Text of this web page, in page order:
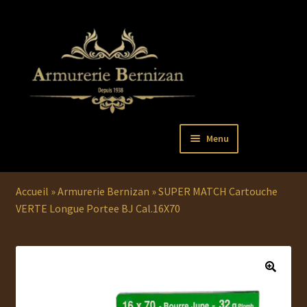
Menu
PISTOLETS
le
REVOLVERS
ARMES LONGUES
enfant
Accueil »Armurerie Bernizan »SUPER MATCH Cartouche
VERTE Longue Portee BJ Cal.16X70